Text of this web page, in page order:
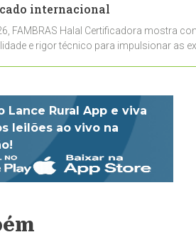
internacional
FAMBRAS Halal Certificadora mostra
e rigor técnico para impulsionar as
Lance Rural App e viva
leilões ao vivo na